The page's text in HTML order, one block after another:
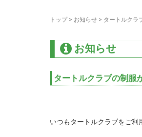
トップ> お知らせ > タートルクラ
お知らせ
タートルクラブの制服
いつもタートルクラブをご利